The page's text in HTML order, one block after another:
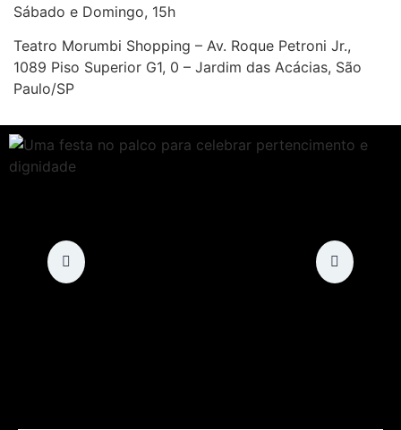
Sábado e Domingo, 15h
Teatro Morumbi Shopping – Av. Roque Petroni Jr.,
1089 Piso Superior G1, 0 – Jardim das Acácias, São
Paulo/SP